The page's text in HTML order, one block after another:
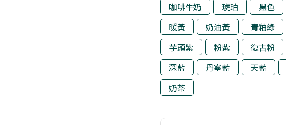
咖啡牛奶
琥珀 黑色
暖黃
奶油黃 青釉綠
芋頭紫
粉紫 復古粉
深藍
丹寧藍 天藍
奶茶